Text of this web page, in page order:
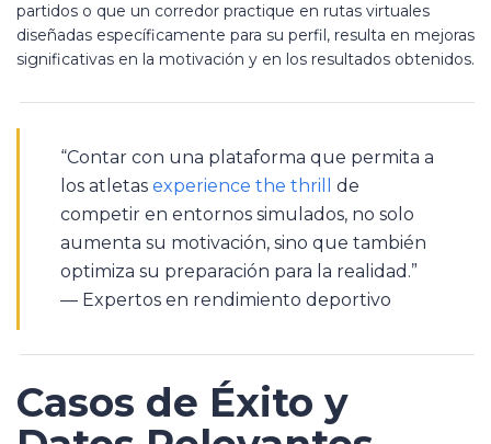
partidos o que un corredor practique en rutas virtuales
diseñadas específicamente para su perfil, resulta en mejoras
significativas en la motivación y en los resultados obtenidos.
“Contar con una plataforma que permita a
los atletas experience the thrill
de
competir en entornos simulados, no solo
aumenta su motivación, sino que también
optimiza su preparación para la realidad.”
— Expertos en rendimiento deportivo
Casos de Éxito y